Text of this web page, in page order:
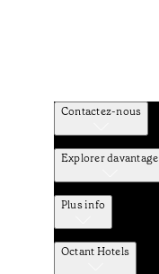
Contactez-nous
Explorer davantage
Plus info
Octant Hotels